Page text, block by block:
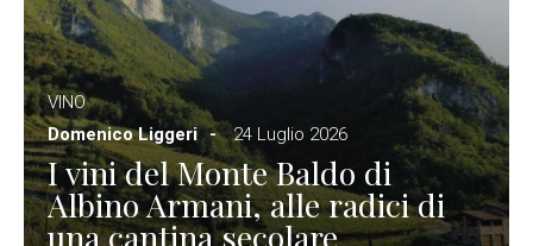
VINO
Domenico Liggeri
24 Luglio 2026
I vini del Monte Baldo di
Albino Armani, alle radici di
una cantina secolare